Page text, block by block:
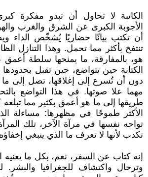
الكاتبة لا تحاول أن تبدو مفكرة
الأجوبة الكبرى عن الشرق والغرب
أن تكتب بيانًا حضاريًا يُشخّص الداء
تنتفخ بأكثر مما تحمل. وهذا التنازل
هو، بالمفارقة، ما يمنحها سلطة أعمق
الكتابة حين تتواضع، حين تقبل بحدودها
دون أن تُسرع إلى إغلاقها، تصل إلى ما
مهما علا صوتها. في هذا التواضع
طريقها إلى ما هو أعمق بكثير مما تبلغه
الأكثر طموحًا في مظهرها: مساءلة
تواجه نفسها في مرآة الآخر، تلك
تكذب لأنها لا تعرف ما الذي ينبغي
إنه كتاب عن السفر، نعم، بكل ما يعنيه
وترحال واكتشاف للجغرافيا